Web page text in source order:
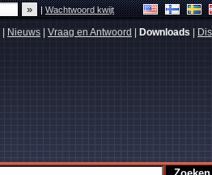
|Wachtwoord kwijt
Nieuws Vraag en Antwoord Downloads